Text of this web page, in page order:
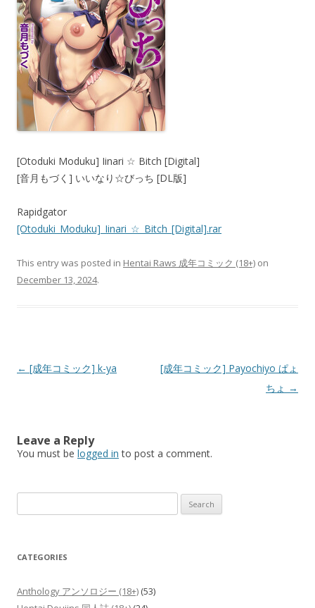
[Otoduki Moduku] Iinari ☆ Bitch [Digital]
[音月もづく] いいなり☆びっち [DL版]
Rapidgator
[Otoduki_Moduku]_Iinari_☆_Bitch_[Digital].rar
This entry was posted in Hentai Raws 成年コミック (18+) on
December 13, 2024.
Post
← [成年コミック] k-ya
[成年コミック] Payochiyo ぱょ
ちょ →
Leave a Reply
You must be logged in to post a comment.
for:
CATEGORIES
Anthology アンソロジー (18+) (53)